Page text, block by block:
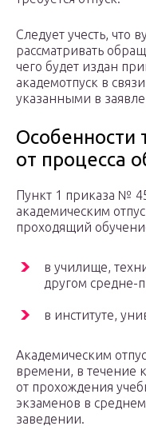
Следует учесть, что
рассматривать
чего будет издан
академотпуск в
указанными в
Особенности
от процесса
Пункт 1 приказа №
академическим
проходящий
в училище,
другом средне-
в институте,
Академическим
времени, в течение
от прохождения
экзаменов в
заведении.